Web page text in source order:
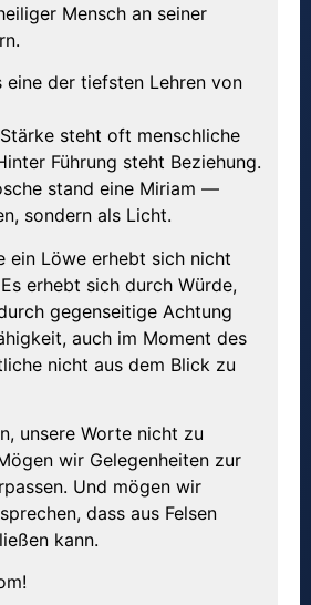
Mensch an seiner
der tiefsten Lehren von
steht oft menschliche
Führung steht Beziehung.
stand eine Miriam —
sondern als Licht.
ein Löwe erhebt sich nicht
erhebt sich durch Würde,
gegenseitige Achtung
auch im Moment des
nicht aus dem Blick zu
unsere Worte nicht zu
wir Gelegenheiten zur
Und mögen wir
dass aus Felsen
kann.